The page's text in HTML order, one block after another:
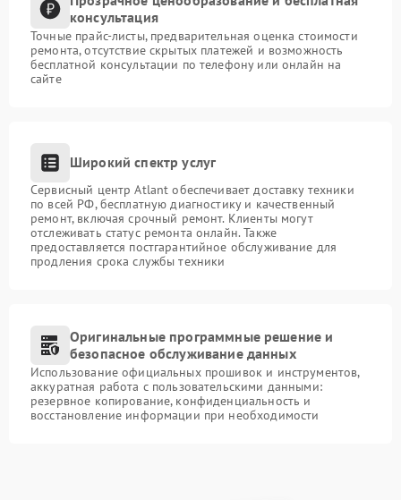
консультация
Точные прайс-листы, предварительная оценка стоимости
ремонта, отсутствие скрытых платежей и возможность
бесплатной консультации по телефону или онлайн на
сайте
Широкий спектр услуг
Сервисный центр Atlant обеспечивает доставку техники
по всей РФ, бесплатную диагностику и качественный
ремонт, включая срочный ремонт. Клиенты могут
отслеживать статус ремонта онлайн. Также
предоставляется постгарантийное обслуживание для
продления срока службы техники
Оригинальные программные решение и
безопасное обслуживание данных
Использование официальных прошивок и инструментов,
аккуратная работа с пользовательскими данными:
резервное копирование, конфиденциальность и
восстановление информации при необходимости